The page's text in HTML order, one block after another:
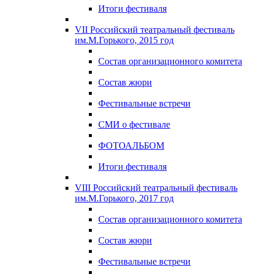
Итоги фестиваля
VII Российский театральный фестиваль
им.М.Горького, 2015 год
Состав организационного комитета
Состав жюри
Фестивальные встречи
СМИ о фестивале
ФОТОАЛЬБОМ
Итоги фестиваля
VIII Российский театральный фестиваль
им.М.Горького, 2017 год
Состав организационного комитета
Состав жюри
Фестивальные встречи